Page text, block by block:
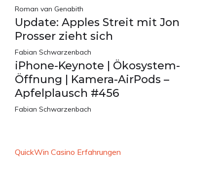
Roman van Genabith
Update: Apples Streit mit Jon
Prosser zieht sich
Fabian Schwarzenbach
iPhone-Keynote | Ökosystem-
Öffnung | Kamera-AirPods –
Apfelplausch #456
Fabian Schwarzenbach
QuickWin Casino Erfahrungen